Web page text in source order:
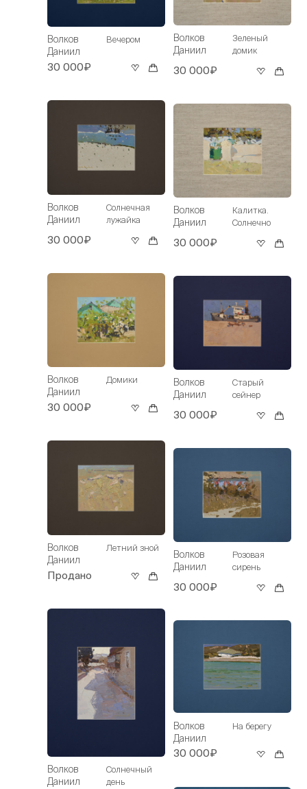
Волков
Даниил
Вечером
30 000₽
Волков
Даниил
Солнечная
лужайка
30 000₽
Волков
Даниил
Домики
30 000₽
Волков
Даниил
Летний зной
Продано
Волков
Даниил
Солнечный
день
Волков
Даниил
Зеленый
домик
30 000₽
Волков
Даниил
Калитка.
Солнечно
30 000₽
Волков
Даниил
Старый
сейнер
30 000₽
Волков
Даниил
Розовая
сирень
30 000₽
Волков
Даниил
На берегу
30 000₽